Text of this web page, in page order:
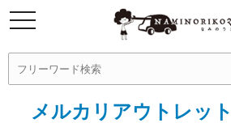
メルカリアウトレッ